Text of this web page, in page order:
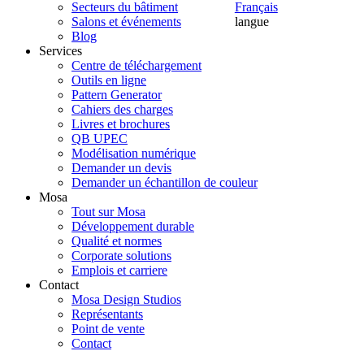
Français
langue
Secteurs du bâtiment
Salons et événements
Blog
Services
Centre de téléchargement
Outils en ligne
Pattern Generator
Cahiers des charges
Livres et brochures
QB UPEC
Modélisation numérique
Demander un devis
Demander un échantillon de couleur
Mosa
Tout sur Mosa
Développement durable
Qualité et normes
Corporate solutions
Emplois et carriere
Contact
Mosa Design Studios
Représentants
Point de vente
Contact